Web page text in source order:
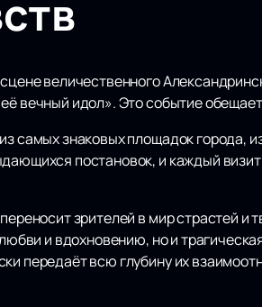
величественного
вечный идол». Это событие
самых знаковых площадок города,
постановок, и каждый
зрителей в мир страстей
и вдохновению, но и
передаёт всю глубину их